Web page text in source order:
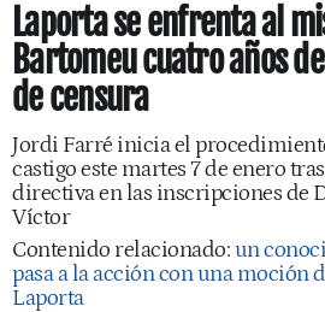
Laporta se enfrenta al
Bartomeu cuatro años
de censura
Jordi Farré inicia el
castigo este martes 7 de enero
directiva en las inscripciones de
Víctor
Contenido relacionado:un
pasa a la acción con una moción
Laporta